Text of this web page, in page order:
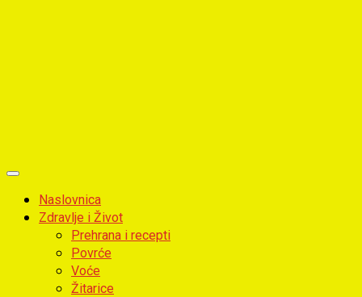
Primary
MenuNaslovnica
Zdravlje i Život
Prehrana i recepti
Povrće
Voće
Žitarice